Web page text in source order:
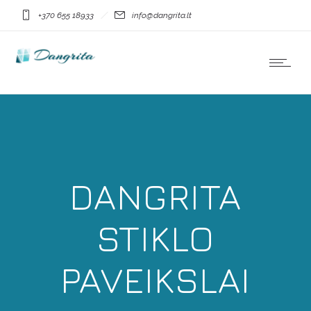
+370 655 18933 info@dangrita.lt
DANGRITA
STIKLO
PAVEIKSLAI